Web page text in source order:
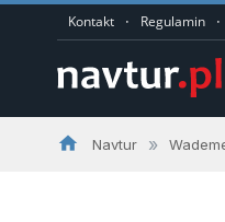
Kontakt · Regulamin ·
home Navtur »